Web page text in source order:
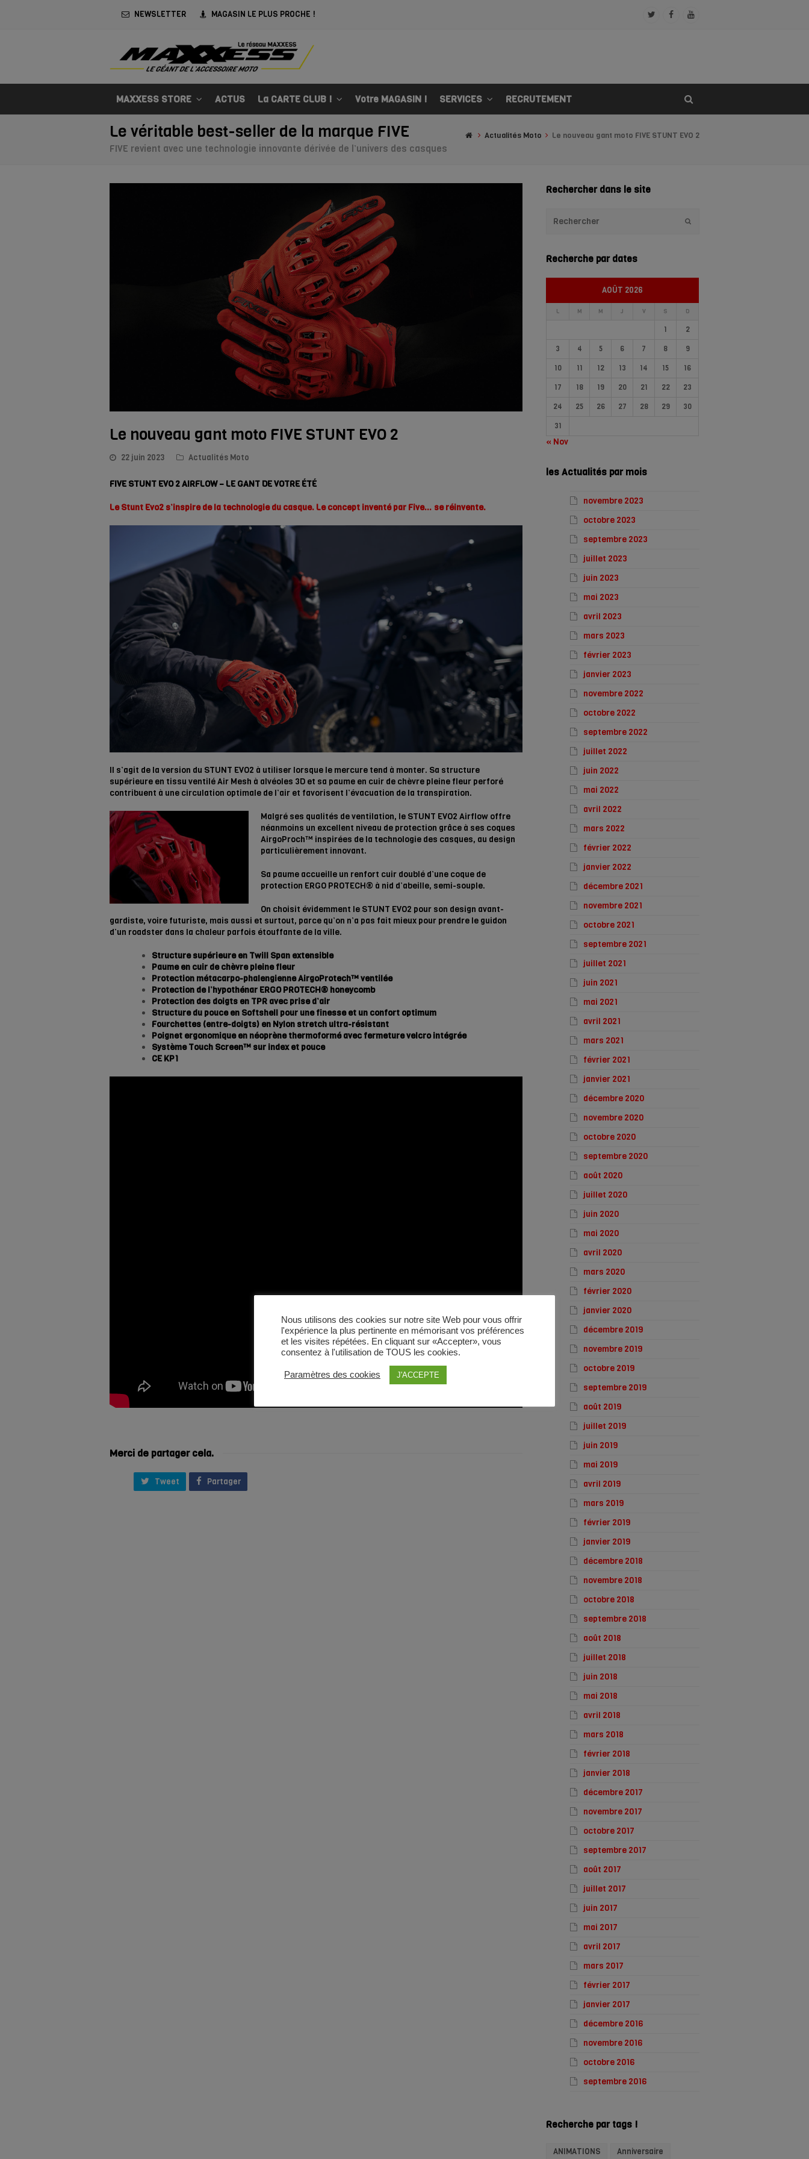
NEWSLETTER MAGASIN LE PLUS PROCHE !
TwitterFacebookYoutube
MAXXESS STORE ACTUS La CARTE CLUB ! Votre MAGASIN ! SERVICES RECRUTEMENT
Le véritable best-seller de la marque FIVE
FIVE revient avec une technologie innovante dérivée de l’univers des casques
Actualités Moto Le nouveau gant moto FIVE STUNT EVO 2
Le nouveau gant moto FIVE STUNT EVO 2
22 juin 2023 Actualités Moto
FIVE STUNT EVO 2 AIRFLOW – LE GANT DE VOTRE ÉTÉ
Le Stunt Evo2 s’inspire de la technologie du casque. Le concept inventé par Five… se réinvente.
Il s’agit de la version du STUNT EVO2 à utiliser lorsque le mercure tend à monter. Sa structure
supérieure en tissu ventilé Air Mesh à alvéoles 3D et sa paume en cuir de chèvre pleine fleur perforé
contribuent à une circulation optimale de l’air et favorisent l’évacuation de la transpiration.
Malgré ses qualités de ventilation, le STUNT EVO2 Airflow offre
néanmoins un excellent niveau de protection grâce à ses coques
AirgoProch™ inspirées de la technologie des casques, au design
particulièrement innovant.
Sa paume accueille un renfort cuir doublé d’une coque de
protection ERGO PROTECH® à nid d’abeille, semi-souple.
On choisit évidemment le STUNT EVO2 pour son design avant-
gardiste, voire futuriste, mais aussi et surtout, parce qu’on n’a pas fait mieux pour prendre le guidon
d’un roadster dans la chaleur parfois étouffante de la ville.
Structure supérieure en Twill Span extensible
Paume en cuir de chèvre pleine fleur
Protection métacarpo-phalengienne AirgoProtech™ ventilée
Protection de l’hypothénar ERGO PROTECH® honeycomb
Protection des doigts en TPR avec prise d’air
Structure du pouce en Softshell pour une finesse et un confort optimum
Fourchettes (entre-doigts) en Nylon stretch ultra-résistant
Poignet ergonomique en néoprène thermoformé avec fermeture velcro intégrée
Système Touch Screen™ sur index et pouce
CE KP1
Merci de partager cela.
Tweet Partager
Rechercher dans le site
Recherche par dates
AOÛT 2026
L M M J V S D
1
2
3
4 5 6 7 8
9
10
11 12 13 14 15
16
17
18 19 20 21 22
23
24
25 26 27 28 29
30
31
« Nov
les Actualités par mois
novembre 2023
octobre 2023
septembre 2023
juillet 2023
juin 2023
mai 2023
avril 2023
mars 2023
février 2023
janvier 2023
novembre 2022
octobre 2022
septembre 2022
juillet 2022
juin 2022
mai 2022
avril 2022
mars 2022
février 2022
janvier 2022
décembre 2021
novembre 2021
octobre 2021
septembre 2021
juillet 2021
juin 2021
mai 2021
avril 2021
mars 2021
février 2021
janvier 2021
décembre 2020
novembre 2020
octobre 2020
septembre 2020
août 2020
juillet 2020
juin 2020
mai 2020
avril 2020
mars 2020
février 2020
janvier 2020
décembre 2019
novembre 2019
octobre 2019
septembre 2019
août 2019
juillet 2019
juin 2019
mai 2019
avril 2019
mars 2019
février 2019
janvier 2019
décembre 2018
novembre 2018
octobre 2018
septembre 2018
août 2018
juillet 2018
juin 2018
mai 2018
avril 2018
mars 2018
février 2018
janvier 2018
décembre 2017
novembre 2017
octobre 2017
septembre 2017
août 2017
juillet 2017
juin 2017
mai 2017
avril 2017
mars 2017
février 2017
janvier 2017
décembre 2016
novembre 2016
octobre 2016
septembre 2016
Recherche par tags !
ANIMATIONS Anniversaire
Nous utilisons des cookies sur notre site Web pour vous offrir
l'expérience la plus pertinente en mémorisant vos préférences
et les visites répétées. En cliquant sur «Accepter», vous
consentez à l'utilisation de TOUS les cookies.
Paramètres des cookies J'ACCEPTE